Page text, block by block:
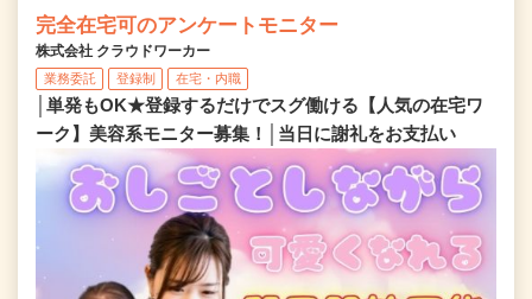
完全在宅可のアンケートモニター
株式会社 クラウドワーカー
業務委託 登録制 在宅・内職
│単発もOK★登録するだけでスグ働ける【人気の在宅ワ
ーク】美容系モニター募集！│当日に謝礼をお支払い